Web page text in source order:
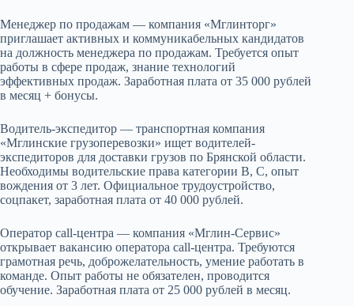
Менеджер по продажам — компания «Мглинторг»
приглашает активных и коммуникабельных кандидатов
на должность менеджера по продажам. Требуется опыт
работы в сфере продаж, знание технологий
эффективных продаж. Заработная плата от 35 000 рублей
в месяц + бонусы.
Водитель-экспедитор — транспортная компания
«Мглинские грузоперевозки» ищет водителей-
экспедиторов для доставки грузов по Брянской области.
Необходимы водительские права категории B, C, опыт
вождения от 3 лет. Официальное трудоустройство,
соцпакет, заработная плата от 40 000 рублей.
Оператор call-центра — компания «Мглин-Сервис»
открывает вакансию оператора call-центра. Требуются
грамотная речь, доброжелательность, умение работать в
команде. Опыт работы не обязателен, проводится
обучение. Заработная плата от 25 000 рублей в месяц.